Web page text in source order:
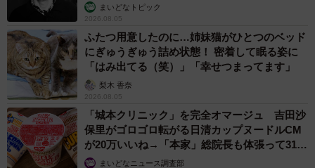
まいどなトピック
2026.08.05
ふたつ用意したのに…姉妹猫がひとつのベッド
にぎゅうぎゅう詰め状態！ 密着して眠る姿に
「はみ出てる（笑）」「幸せつまってます」
梨木 香奈
2026.08.05
「城本クリニック」を完全オマージュ 吉田沙
保里がゴロゴロ転がる日清カップヌードルCM
が20万いいね→「本家」総院長も体張って31万
いいねまいどなニュース調査部